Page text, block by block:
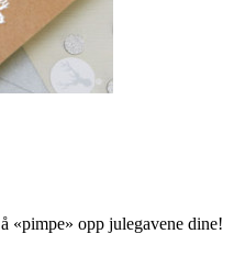
«pimpe» opp julegavene dine!